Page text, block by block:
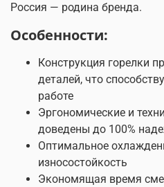
Россия — родина бренда.
Особенности:
Конструкция горелки
деталей, что
работе
Эргономические и
доведены до 100%
Оптимальное
износостойкость
Экономящая время